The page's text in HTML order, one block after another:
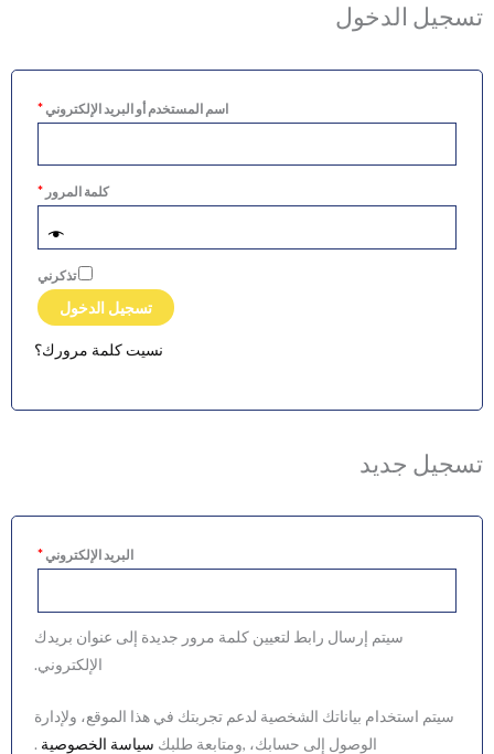
تسجيل الدخول
اسم المستخدم أو البريد الإلكتروني *
كلمة المرور *
تذكرني
تسجيل الدخول
نسيت كلمة مرورك؟
تسجيل جديد
البريد الإلكتروني *
سيتم إرسال رابط لتعيين كلمة مرور جديدة إلى عنوان بريدك
الإلكتروني.
سيتم استخدام بياناتك الشخصية لدعم تجربتك في هذا الموقع، ولإدارة
الوصول إلى حسابك، ,ومتابعة طلبك سياسة الخصوصية .